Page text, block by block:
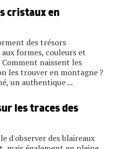
cristaux en
des trésors
formes, couleurs et
naissent les
les trouver en montagne ?
un authentique ...
les traces des
d'observer des blaireaux